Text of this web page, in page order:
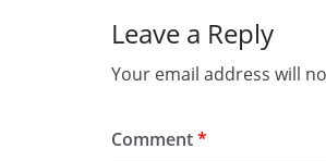
Leave a Reply
Your email address will
Comment*